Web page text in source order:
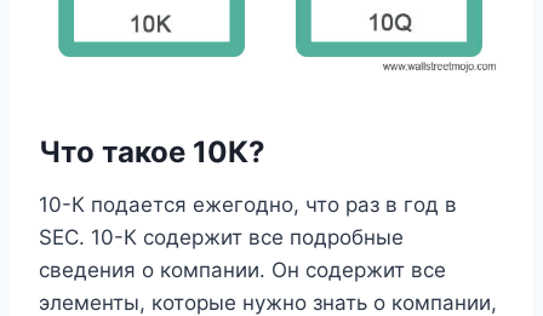
Что такое 10К?
10-К подается ежегодно, что раз в год в
SEC. 10-К содержит все подробные
сведения о компании. Он содержит все
элементы, которые нужно знать о компании,